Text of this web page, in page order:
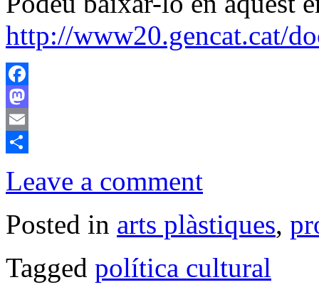
http://www20.gencat.cat/
Facebook
Mastodon
Email
Leave a comment
Posted in arts plàstiques,
Tagged política cultural